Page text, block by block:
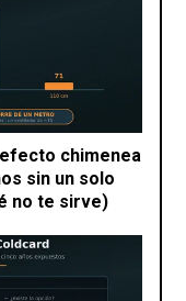
chimenea
sin un solo
no te sirve)